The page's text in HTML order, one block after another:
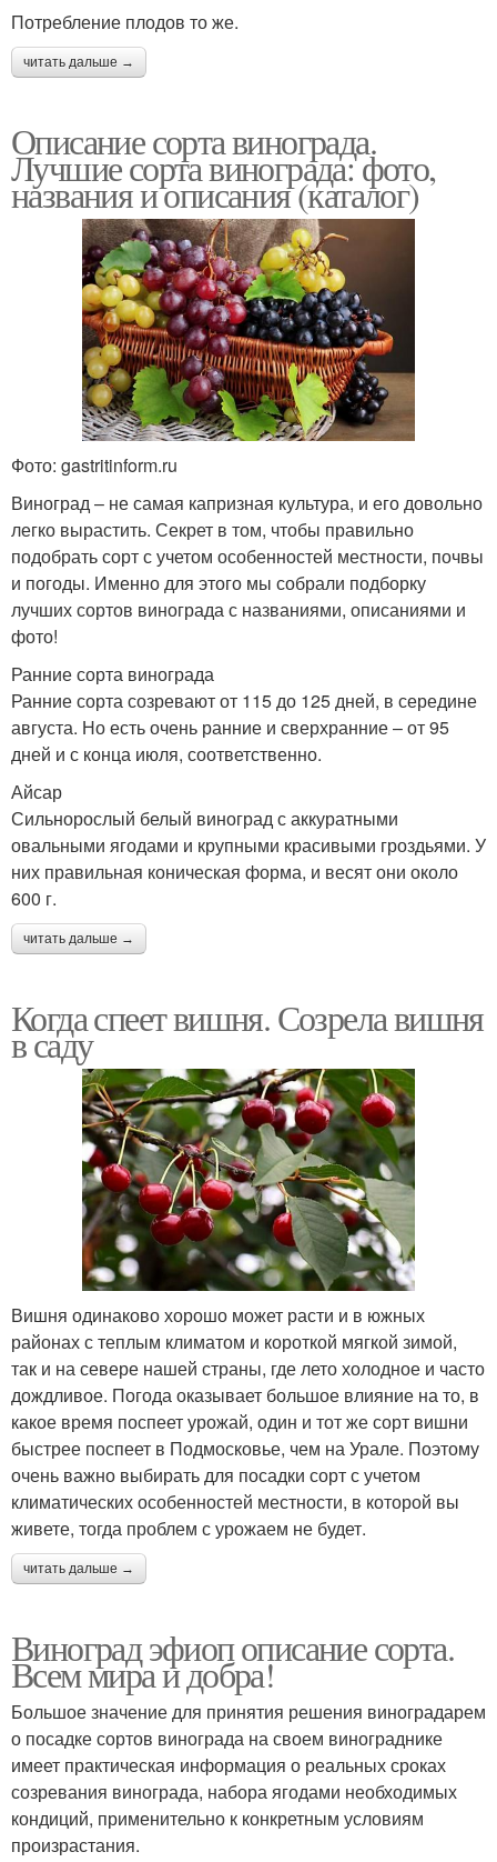
Потребление плодов то же.
читать дальше →
Описание сорта винограда.
Лучшие сорта винограда: фото,
названия и описания (каталог)
Фото: gastritinform.ru
Виноград – не самая капризная культура, и его довольно
легко вырастить. Секрет в том, чтобы правильно
подобрать сорт с учетом особенностей местности, почвы
и погоды. Именно для этого мы собрали подборку
лучших сортов винограда с названиями, описаниями и
фото!
Ранние сорта винограда
Ранние сорта созревают от 115 до 125 дней, в середине
августа. Но есть очень ранние и сверхранние – от 95
дней и с конца июля, соответственно.
Айсар
Сильнорослый белый виноград с аккуратными
овальными ягодами и крупными красивыми гроздьями. У
них правильная коническая форма, и весят они около
600 г.
читать дальше →
Когда спеет вишня. Созрела вишня
в саду
Вишня одинаково хорошо может расти и в южных
районах с теплым климатом и короткой мягкой зимой,
так и на севере нашей страны, где лето холодное и часто
дождливое. Погода оказывает большое влияние на то, в
какое время поспеет урожай, один и тот же сорт вишни
быстрее поспеет в Подмосковье, чем на Урале. Поэтому
очень важно выбирать для посадки сорт с учетом
климатических особенностей местности, в которой вы
живете, тогда проблем с урожаем не будет.
читать дальше →
Виноград эфиоп описание сорта.
Всем мира и добра!
Большое значение для принятия решения виноградарем
о посадке сортов винограда на своем винограднике
имеет практическая информация о реальных сроках
созревания винограда, набора ягодами необходимых
кондиций, применительно к конкретным условиям
произрастания.